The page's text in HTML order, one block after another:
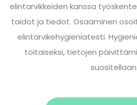
elintarvikkeiden kanssa
taidot ja tiedot. Osaaminen
elintarvikehygieniatesti.
toitaiseksi, tietojen
suositellaan.